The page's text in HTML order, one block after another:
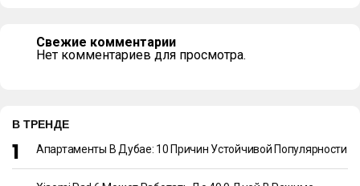
Свежие комментарии
Нет комментариев для просмотра.
В ТРЕНДЕ
Апартаменты В Дубае: 10 Причин Устойчивой Популярности